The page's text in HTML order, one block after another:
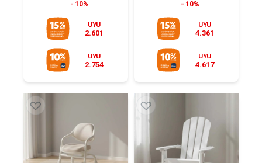
10%
UYU
2.601
UYU
2.754
10%
UYU
4.361
UYU
4.617